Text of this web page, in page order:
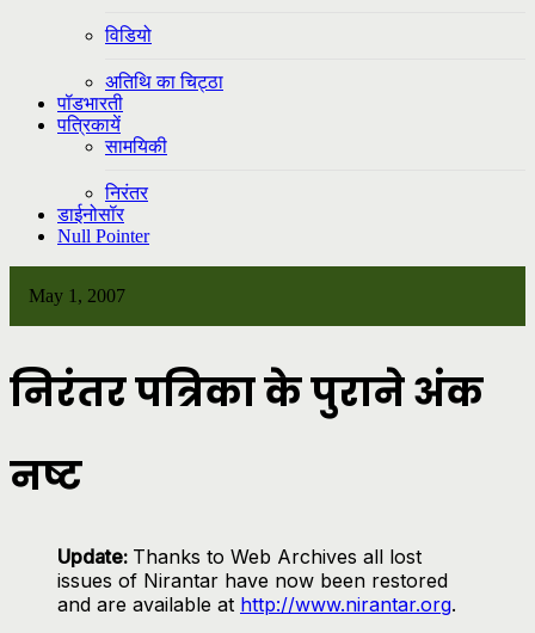
विडियो
अतिथि का चिट्ठा
पॉडभारती
पत्रिकायें
सामयिकी
निरंतर
डाईनोसॉर
Null Pointer
May 1, 2007
निरंतर पत्रिका के पुराने अंक
नष्ट
Update: Thanks to Web Archives all lost
issues of Nirantar have now been restored
and are available at http://www.nirantar.org.